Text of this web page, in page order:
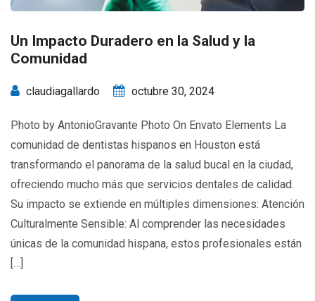
Un Impacto Duradero en la Salud y la
Comunidad
claudiagallardo octubre 30, 2024
Photo by AntonioGravante Photo On Envato Elements La
comunidad de dentistas hispanos en Houston está
transformando el panorama de la salud bucal en la ciudad,
ofreciendo mucho más que servicios dentales de calidad.
Su impacto se extiende en múltiples dimensiones: Atención
Culturalmente Sensible: Al comprender las necesidades
únicas de la comunidad hispana, estos profesionales están
[…]